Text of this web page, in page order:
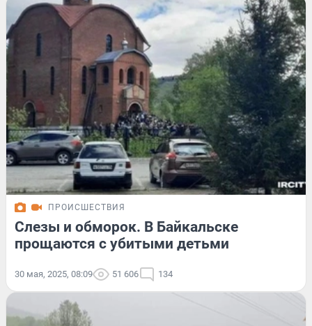
ПРОИСШЕСТВИЯ
Слезы и обморок. В Байкальске
прощаются с убитыми детьми
30 мая, 2025, 08:09 51 606 134